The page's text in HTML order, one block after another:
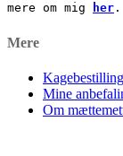
mere om mig
her .
Mere
Kagebestilling
Mine
Om